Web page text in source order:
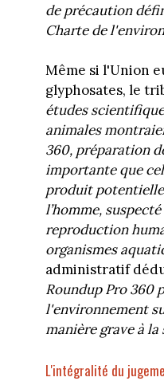
de précaution
Charte de
Même si l'Union
glyphosates, le
études
animales
360, préparation
importante que
produit
l’homme,
reproduction
organismes
administratif
Roundup Pro 360
l'environnement
manière grave à
L'intégralité du